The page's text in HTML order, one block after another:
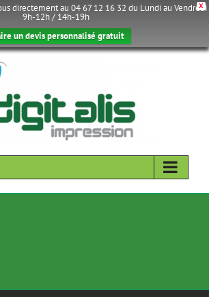
X
directement au 04 67 12 16 32 du Lundi au Vendredi
9h-12h / 14h-19h
un devis personnalisé gratuit